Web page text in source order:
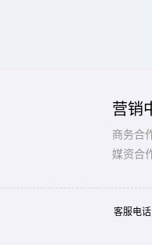
营销
商务合
媒资合
客服电